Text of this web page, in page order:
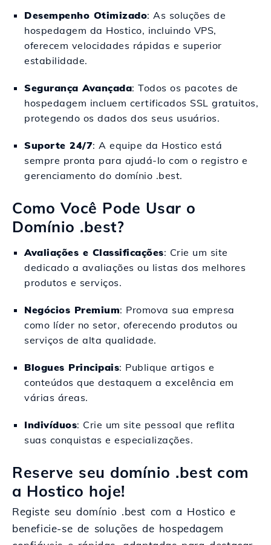
Desempenho Otimizado: As soluções de
hospedagem da Hostico, incluindo VPS,
oferecem velocidades rápidas e superior
estabilidade.
Segurança Avançada: Todos os pacotes de
hospedagem incluem certificados SSL gratuitos,
protegendo os dados dos seus usuários.
Suporte 24/7: A equipe da Hostico está
sempre pronta para ajudá-lo com o registro e
gerenciamento do domínio .best.
Como Você Pode Usar o
Domínio .best?
Avaliações e Classificações: Crie um site
dedicado a avaliações ou listas dos melhores
produtos e serviços.
Negócios Premium: Promova sua empresa
como líder no setor, oferecendo produtos ou
serviços de alta qualidade.
Blogues Principais: Publique artigos e
conteúdos que destaquem a excelência em
várias áreas.
Indivíduos: Crie um site pessoal que reflita
suas conquistas e especializações.
Reserve seu domínio .best com
a Hostico hoje!
Registe seu domínio .best com a Hostico e
beneficie-se de soluções de hospedagem